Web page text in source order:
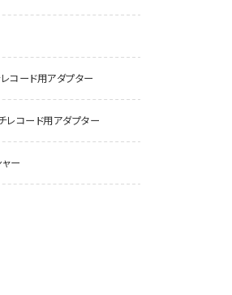
コード用アダプター
コード用アダプター
ー